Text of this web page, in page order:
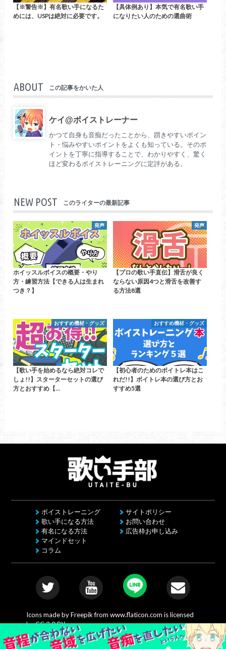
【※警告※】有名歌い手になるた
めには、USPは絶対に必要です。
【具体例あり】本気で有名歌い手
になりたい人のための選曲術
ABOUT この記事をかいた人
ケイ@ボイストレーナー
かつて自身も音痴だったことから、躓きやすいポイン
ト・悩みやすいポイントをよくも知っている。そのポ
イントを丁寧に指導することで、わかりやすく、驚く
ほど変わるボイストレーニングに定評がある。
NEW POST このライターの最新記事
発声
ホイッスルボイスの概要・やり
方・練習方法【できる人は生まれ
つき？】
発声
【プロの歌い手直伝】滑舌が良く
ならない原因4つと滑舌を改善す
る方法8選
おすすめ機材・グッズ
【歌い手を始めるなら絶対コレで
しょ!!】スターターセットの選び
方とおすすめ【…
おすすめ機材・グッズ
【初心者のためのボイトレ本はこ
れだ!!】ボイトレ本の選び方とお
すすめ5選
ボイストレーニング
歌い手になる方法
有名になる方法
マインドセット
コラム
サイトポリシー
お問い合わせ
広告枠お申し込み
Icons made byFreepikfrom www.flaticon.com is licensed
byCC 3.0 BY